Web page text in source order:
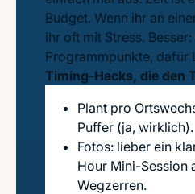
Budget. Wenn ihr an
ihr oft mit Stress.
Programmpunkte, dafür
Timing-Hacks, die den
Plant pro
Puffer (ja, wirklich).
Fotos: lieber ein
Hour Mini-Session
Wegzerren.